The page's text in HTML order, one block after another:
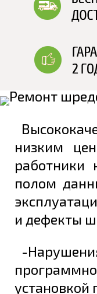
низким
работники
полом
и дефекты
-
установкой